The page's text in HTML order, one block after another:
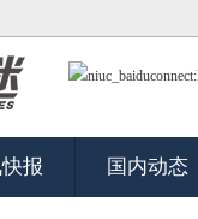
报 国内动态